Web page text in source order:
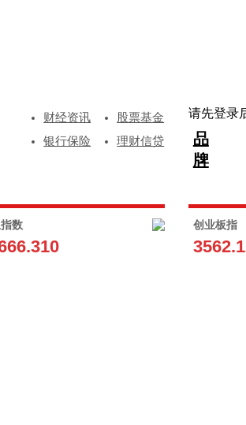
财经资讯
股票基金
银行保险
理财信贷
品
牌
数 创业板指
请先登录